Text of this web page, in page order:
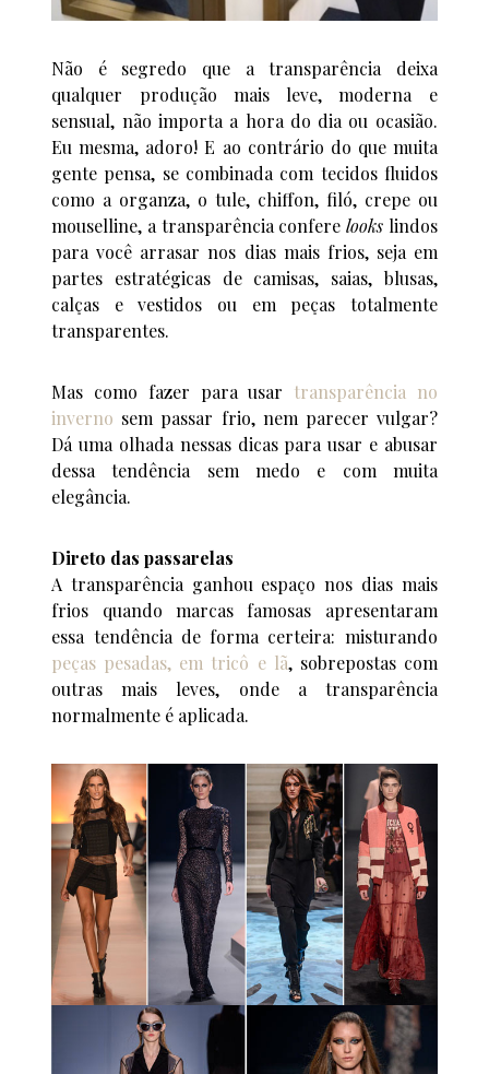
Não é segredo que a transparência deixa
qualquer produção mais leve, moderna e
sensual, não importa a hora do dia ou ocasião.
Eu mesma, adoro! E ao contrário do que muita
gente pensa, se combinada com tecidos fluidos
como a organza, o tule, chiffon, filó, crepe ou
mouselline, a transparência conferelooks lindos
para você arrasar nos dias mais frios, seja em
partes estratégicas de camisas, saias, blusas,
calças e vestidos ou em peças totalmente
transparentes.
Mas como fazer para usar transparência no
inverno sem passar frio, nem parecer vulgar?
Dá uma olhada nessas dicas para usar e abusar
dessa tendência sem medo e com muita
elegância.
Direto das passarelas
A transparência ganhou espaço nos dias mais
frios quando marcas famosas apresentaram
essa tendência de forma certeira: misturando
peças pesadas, em tricô e lã, sobrepostas com
outras mais leves, onde a transparência
normalmente é aplicada.